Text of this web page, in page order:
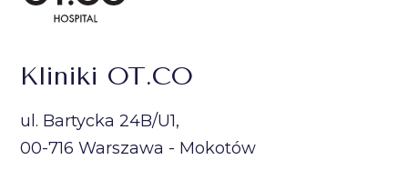
Kliniki OT.CO
ul. Bartycka 24B/U1,
00-716 Warszawa - Mokotów